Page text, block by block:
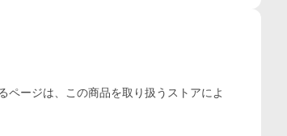
ページは、この商品を取り扱うストアによ